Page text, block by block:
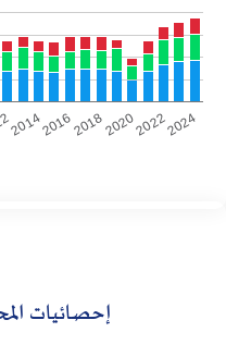
2024
2022
2020
2018
2016
2014
3- إحصائيات